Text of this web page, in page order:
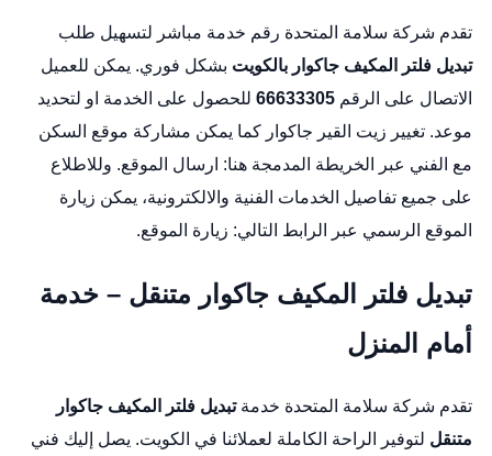
تقدم شركة سلامة المتحدة رقم خدمة مباشر لتسهيل طلب
تبديل فلتر المكيف جاكوار بالكويت بشكل فوري. يمكن للعميل
الاتصال على الرقم 66633305للحصول على الخدمة او لتحديد
موعد. تغيير زيت القير جاكوار كما يمكن مشاركة موقع السكن
مع الفني عبر الخريطة المدمجة هنا: ارسال الموقع. وللاطلاع
على جميع تفاصيل الخدمات الفنية والالكترونية، يمكن زيارة
الموقع الرسمي عبر الرابط التالي: زيارة الموقع.
تبديل فلتر المكيف جاكوار متنقل – خدمة
أمام المنزل
تقدم شركة سلامة المتحدة خدمةتبديل فلتر المكيف جاكوار
متنقل لتوفير الراحة الكاملة لعملائنا في الكويت. يصل إليك فني